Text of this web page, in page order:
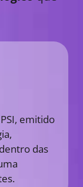
emitido
das